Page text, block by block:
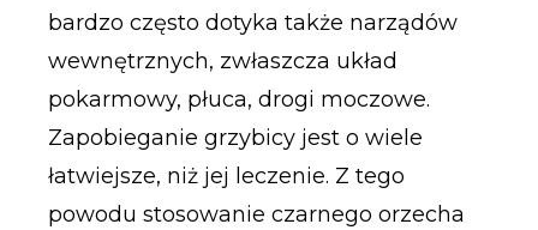
bardzo często dotyka także narządów
wewnętrznych, zwłaszcza układ
pokarmowy, płuca, drogi moczowe.
Zapobieganie grzybicy jest o wiele
łatwiejsze, niż jej leczenie. Z tego
powodu stosowanie czarnego orzecha